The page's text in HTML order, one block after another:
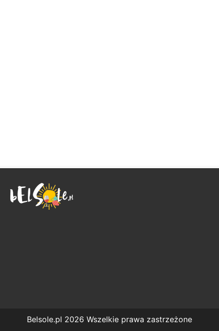
Belsole.pl 2026 Wszelkie prawa zastrzeżone